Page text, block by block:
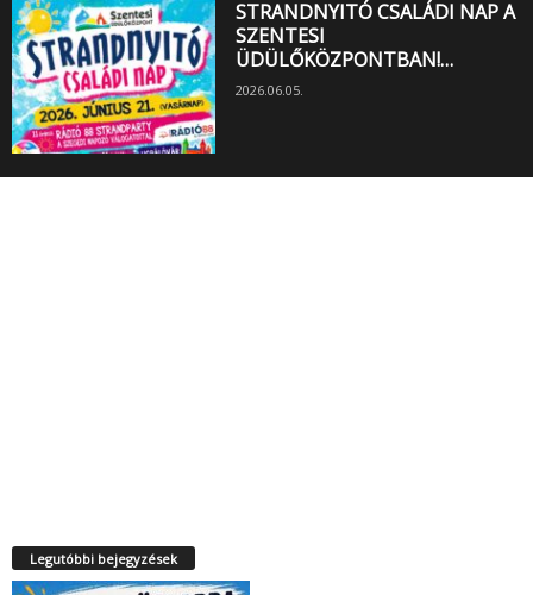
STRANDNYITÓ CSALÁDI NAP A
SZENTESI
ÜDÜLŐKÖZPONTBAN!…
2026.06.05.
Legutóbbi bejegyzések